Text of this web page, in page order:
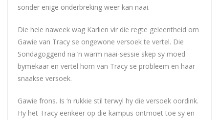
sonder enige onderbreking weer kan naai.
Die hele naweek wag Karlien vir die regte geleentheid om
Gawie van Tracy se ongewone versoek te vertel. Die
Sondagoggend na ‘n warm naai-sessie skep sy moed
bymekaar en vertel hom van Tracy se probleem en haar
snaakse versoek.
Gawie frons. Is ‘n rukkie stil terwyl hy die versoek oordink.
Hy het Tracy eenkeer op die kampus ontmoet toe sy en